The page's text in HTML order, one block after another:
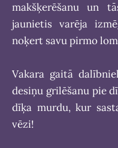
makšķerēšanu un
jaunietis varēja
noķert savu pirmo
Vakara gaitā
desiņu grilēšanu pie
dīķa murdu, kur
vēzi!